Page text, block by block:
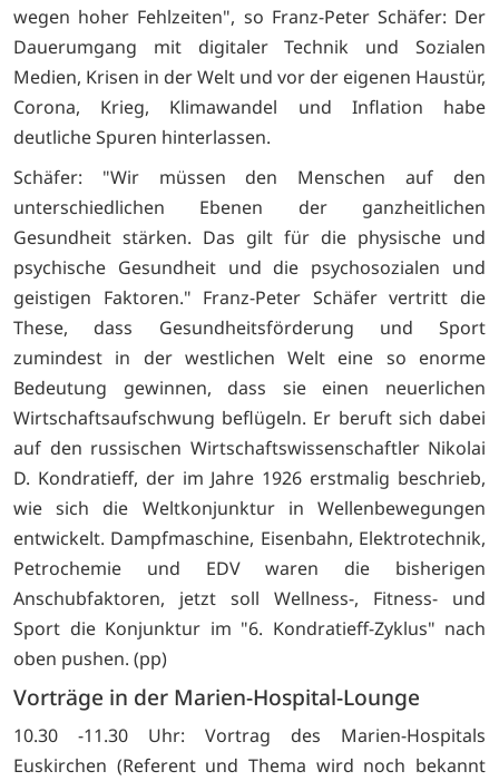
wegen hoher Fehlzeiten", so Franz-Peter Schäfer: Der
Dauerumgang mit digitaler Technik und Sozialen
Medien, Krisen in der Welt und vor der eigenen Haustür,
Corona, Krieg, Klimawandel und Inflation habe
deutliche Spuren hinterlassen.
Schäfer: "Wir müssen den Menschen auf den
unterschiedlichen Ebenen der ganzheitlichen
Gesundheit stärken. Das gilt für die physische und
psychische Gesundheit und die psychosozialen und
geistigen Faktoren." Franz-Peter Schäfer vertritt die
These, dass Gesundheitsförderung und Sport
zumindest in der westlichen Welt eine so enorme
Bedeutung gewinnen, dass sie einen neuerlichen
Wirtschaftsaufschwung beflügeln. Er beruft sich dabei
auf den russischen Wirtschaftswissenschaftler Nikolai
D. Kondratieff, der im Jahre 1926 erstmalig beschrieb,
wie sich die Weltkonjunktur in Wellenbewegungen
entwickelt. Dampfmaschine, Eisenbahn, Elektrotechnik,
Petrochemie und EDV waren die bisherigen
Anschubfaktoren, jetzt soll Wellness-, Fitness- und
Sport die Konjunktur im "6. Kondratieff-Zyklus" nach
oben pushen. (pp)
Vorträge in der Marien-Hospital-Lounge
10.30 -11.30 Uhr: Vortrag des Marien-Hospitals
Euskirchen (Referent und Thema wird noch bekannt